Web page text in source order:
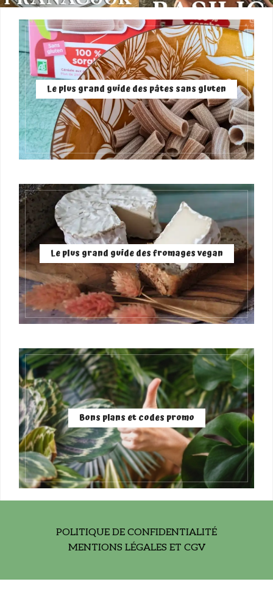
Le plus grand guide des pâtes sans gluten
Le plus grand guide des fromages vegan
Bons plans et codes promo
POLITIQUE DE CONFIDENTIALITÉ
MENTIONS LÉGALES ET CGV